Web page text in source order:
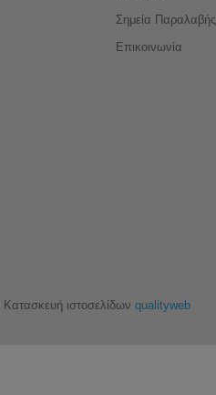
Σημεία Παραλαβής
Επικοινωνία
Κατασκευή ιστοσελίδων qualityweb